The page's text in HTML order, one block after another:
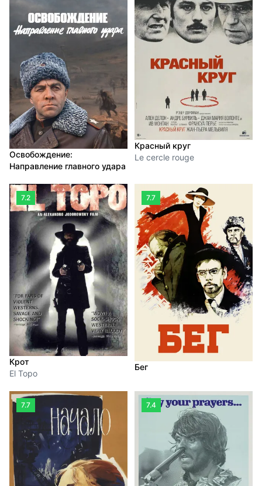
Освобождение:
Направление главного удара
Красный круг
Le cercle rouge
7.2
Крот
El Topo
7.7
Бег
7.7 7.4